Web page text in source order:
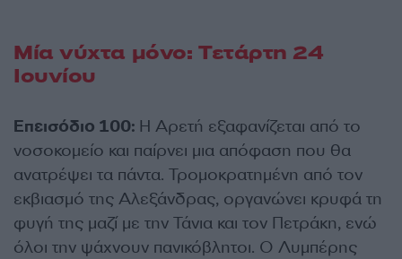
Μία νύχτα μόνο: Τετάρτη 24
Ιουνίου
Επεισόδιο 100: Η Αρετή εξαφανίζεται από το
νοσοκομείο και παίρνει μια απόφαση που θα
ανατρέψει τα πάντα. Τρομοκρατημένη από τον
εκβιασμό της Αλεξάνδρας, οργανώνει κρυφά τη
φυγή της μαζί με την Τάνια και τον Πετράκη, ενώ
όλοι την ψάχνουν πανικόβλητοι. Ο Λυμπέρης